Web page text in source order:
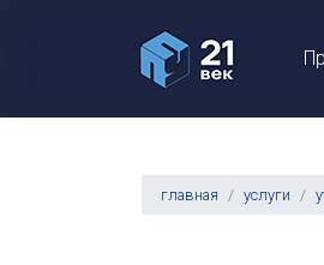
главная услуги